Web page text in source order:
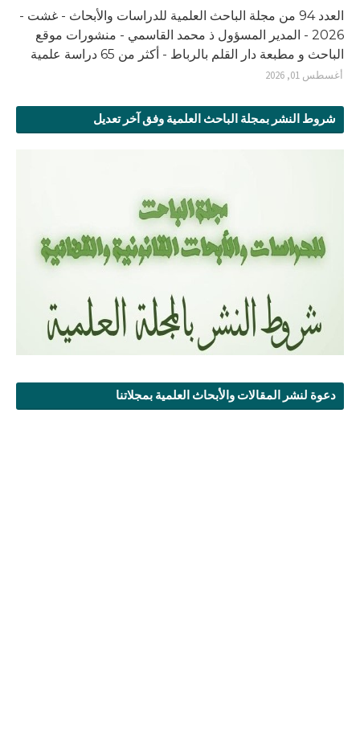
العدد 94 من مجلة الباحث العلمية للدراسات والأبحاث - غشت -
2026 - المدير المسؤول ذ محمد القاسمي - منشورات موقع
الباحث و مطبعة دار القلم بالرباط - أكثر من 65 دراسة علمية
أغسطس 01, 2026
شروط النشر بمجلة الباحث العلمية وفق آخر تعديل
دعوة لنشر المقالات والأبحاث العلمية بمجلاتنا